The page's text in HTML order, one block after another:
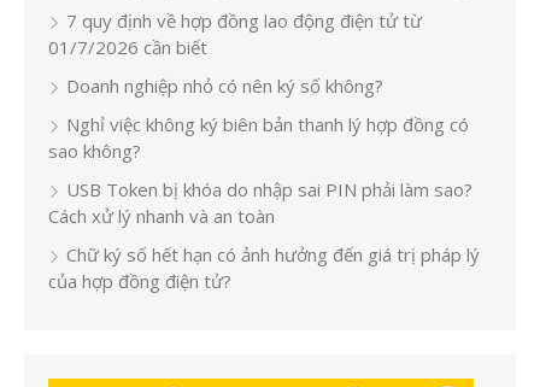
7 quy định về hợp đồng lao động điện tử từ
01/7/2026 cần biết
Doanh nghiệp nhỏ có nên ký số không?
Nghỉ việc không ký biên bản thanh lý hợp đồng có
sao không?
USB Token bị khóa do nhập sai PIN phải làm sao?
Cách xử lý nhanh và an toàn
Chữ ký số hết hạn có ảnh hưởng đến giá trị pháp lý
của hợp đồng điện tử?